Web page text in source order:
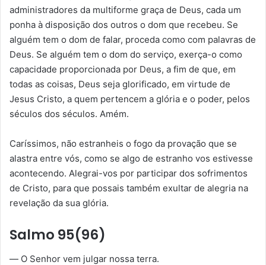
administradores da multiforme graça de Deus, cada um
ponha à disposição dos outros o dom que recebeu. Se
alguém tem o dom de falar, proceda como com palavras de
Deus. Se alguém tem o dom do serviço, exerça-o como
capacidade proporcionada por Deus, a fim de que, em
todas as coisas, Deus seja glorificado, em virtude de
Jesus Cristo, a quem pertencem a glória e o poder, pelos
séculos dos séculos. Amém.
Caríssimos, não estranheis o fogo da provação que se
alastra entre vós, como se algo de estranho vos estivesse
acontecendo. Alegrai-vos por participar dos sofrimentos
de Cristo, para que possais também exultar de alegria na
revelação da sua glória.
Salmo 95(96)
— O Senhor vem julgar nossa terra.